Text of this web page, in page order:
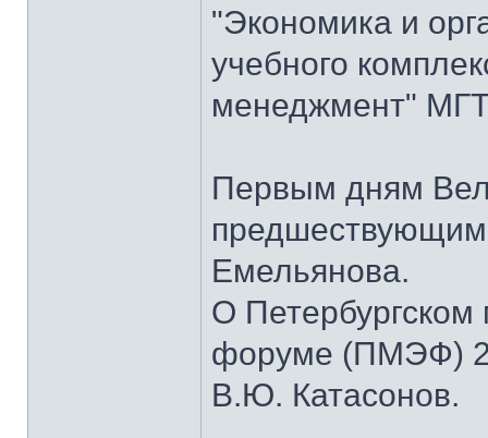
"Экономика и
учебного
менеджмент"
Первым дням
Емельянова.
О
форуме (ПМЭФ)
В.Ю. Катасонов.